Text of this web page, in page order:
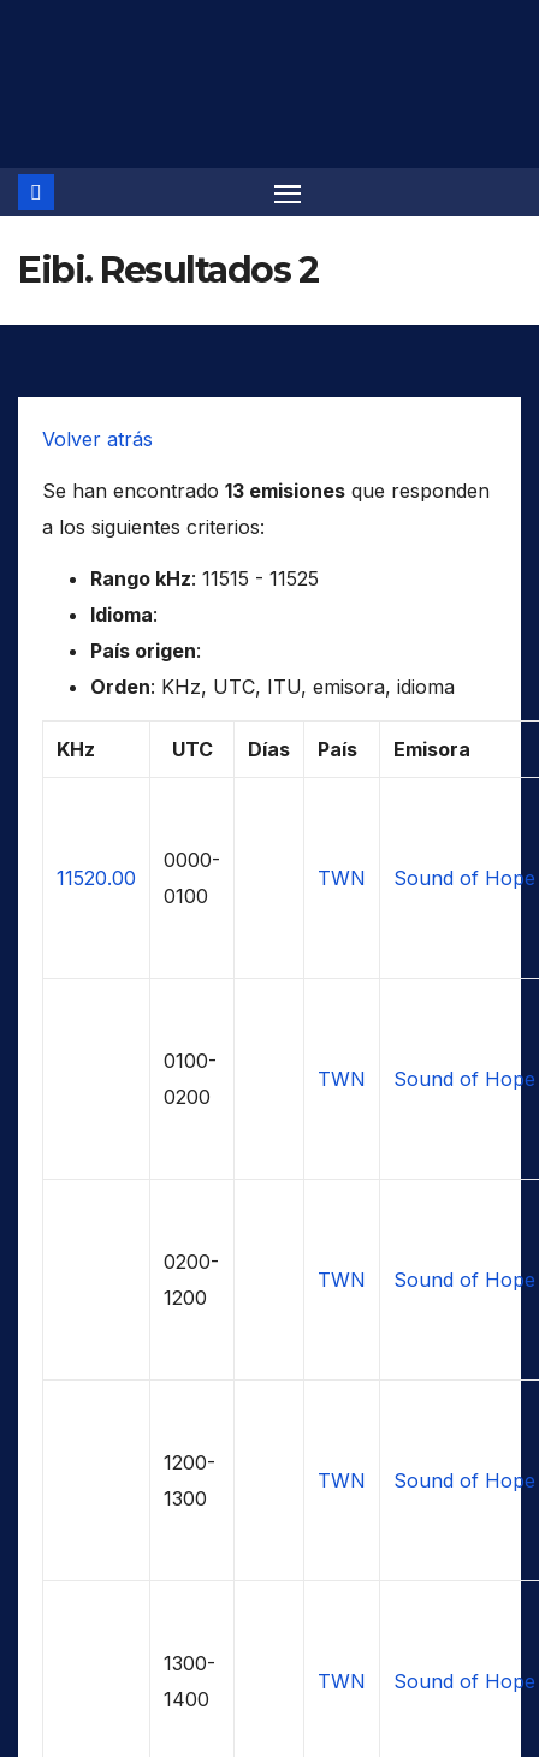
Eibi. Resultados 2
Volver atrás
Se han encontrado 13 emisiones que responden
a los siguientes criterios:
Rango kHz: 11515 - 11525
Idioma:
País origen:
Orden: KHz, UTC, ITU, emisora, idioma
KHz UTC Días País Emisora
11520.00
0000-
0100
TWN Sound of Hope
0100-
0200
TWN Sound of Hope
0200-
1200
TWN Sound of Hope
1200-
1300
TWN Sound of Hope
1300-
1400
TWN Sound of Hope